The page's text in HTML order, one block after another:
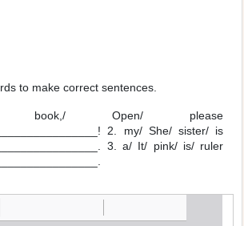
to make correct sentences.
Open/ please
2. my/ She/ sister/ is
3. a/ It/ pink/ is/ ruler